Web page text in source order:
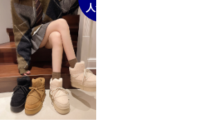
人気